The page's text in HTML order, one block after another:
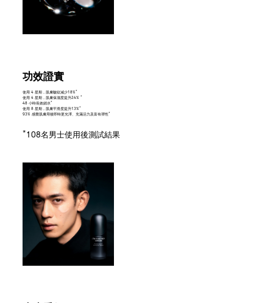
功效證實
使用 4 星期，肌膚皺紋減少18% *
使用 4 星期，肌膚保濕度提升24% *
48 小時長效鎖水*
使用 8 星期，肌膚平滑度提升13% *
93% 感覺肌膚用後即時更光澤、充滿活力及富有彈性*
* 108名男士使用後測試結果